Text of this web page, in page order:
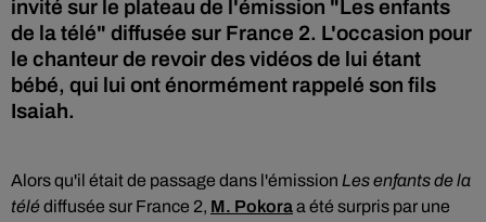
invité sur le plateau de l'émission "Les enfants
de la télé" diffusée sur France 2. L'occasion pour
le chanteur de revoir des vidéos de lui étant
bébé, qui lui ont énormément rappelé son fils
Isaiah.
Alors qu'il était de passage dans l'émission Les enfants de la
télédiffusée sur France 2, M. Pokoraa été surpris par une